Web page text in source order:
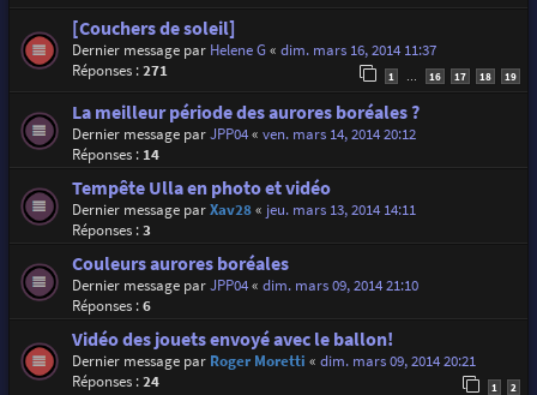
[Couchers de soleil]
Dernier message par Helene G« dim. mars 16, 2014 11:37
Réponses :271 1 16 17 18 19
La meilleur période des aurores boréales ?
Dernier message parJPP04« ven. mars 14, 2014 20:12
Réponses : 14
Tempête Ulla en photo et vidéo
Dernier message parXav28« jeu. mars 13, 2014 14:11
Réponses :3
Couleurs aurores boréales
Dernier message parJPP04« dim. mars 09, 2014 21:10
Réponses :6
Vidéo des jouets envoyé avec le ballon!
Dernier message par Roger Moretti « dim. mars 09, 2014 20:21
Réponses :24 1 2